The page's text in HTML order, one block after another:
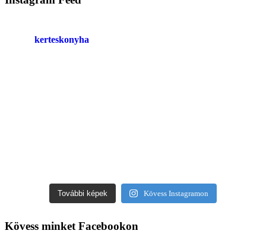
kerteskonyha
További képek Kövess Instagramon
Kövess minket Facebookon